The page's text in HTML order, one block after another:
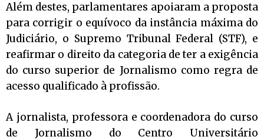
Além destes, parlamentares apoiaram a proposta
para corrigir o equívoco da instância máxima do
Judiciário, o Supremo Tribunal Federal (STF), e
reafirmar o direito da categoria de ter a exigência
do curso superior de Jornalismo como regra de
acesso qualificado à profissão.
A jornalista, professora e coordenadora do curso
de Jornalismo do Centro Universitário